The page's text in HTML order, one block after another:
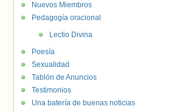
Nuevos Miembros
Pedagogía oracional
Lectio Divina
Poesía
Sexualidad
Tablón de Anuncios
Testimonios
Una batería de buenas noticias